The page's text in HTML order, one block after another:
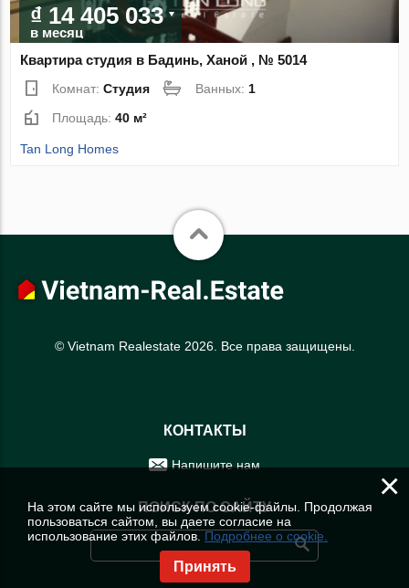
₫ 14 405 033
в месяц
Квартира студия в Бадинь, Ханой , № 5014
Комнат:Студия Ванных: 1
Площадь:40 м²
Tan Long Homes
© Vietnam Realestate 2026. Все права защищены.
КОНТАКТЫ
Напишите нам
ПОИСК ПО САЙТУ
×
На этом сайте мы используем cookie-файлы. Продолжая
пользоваться сайтом, вы даете согласие на
использование этих файлов. Подробнее о cookie.
Принять